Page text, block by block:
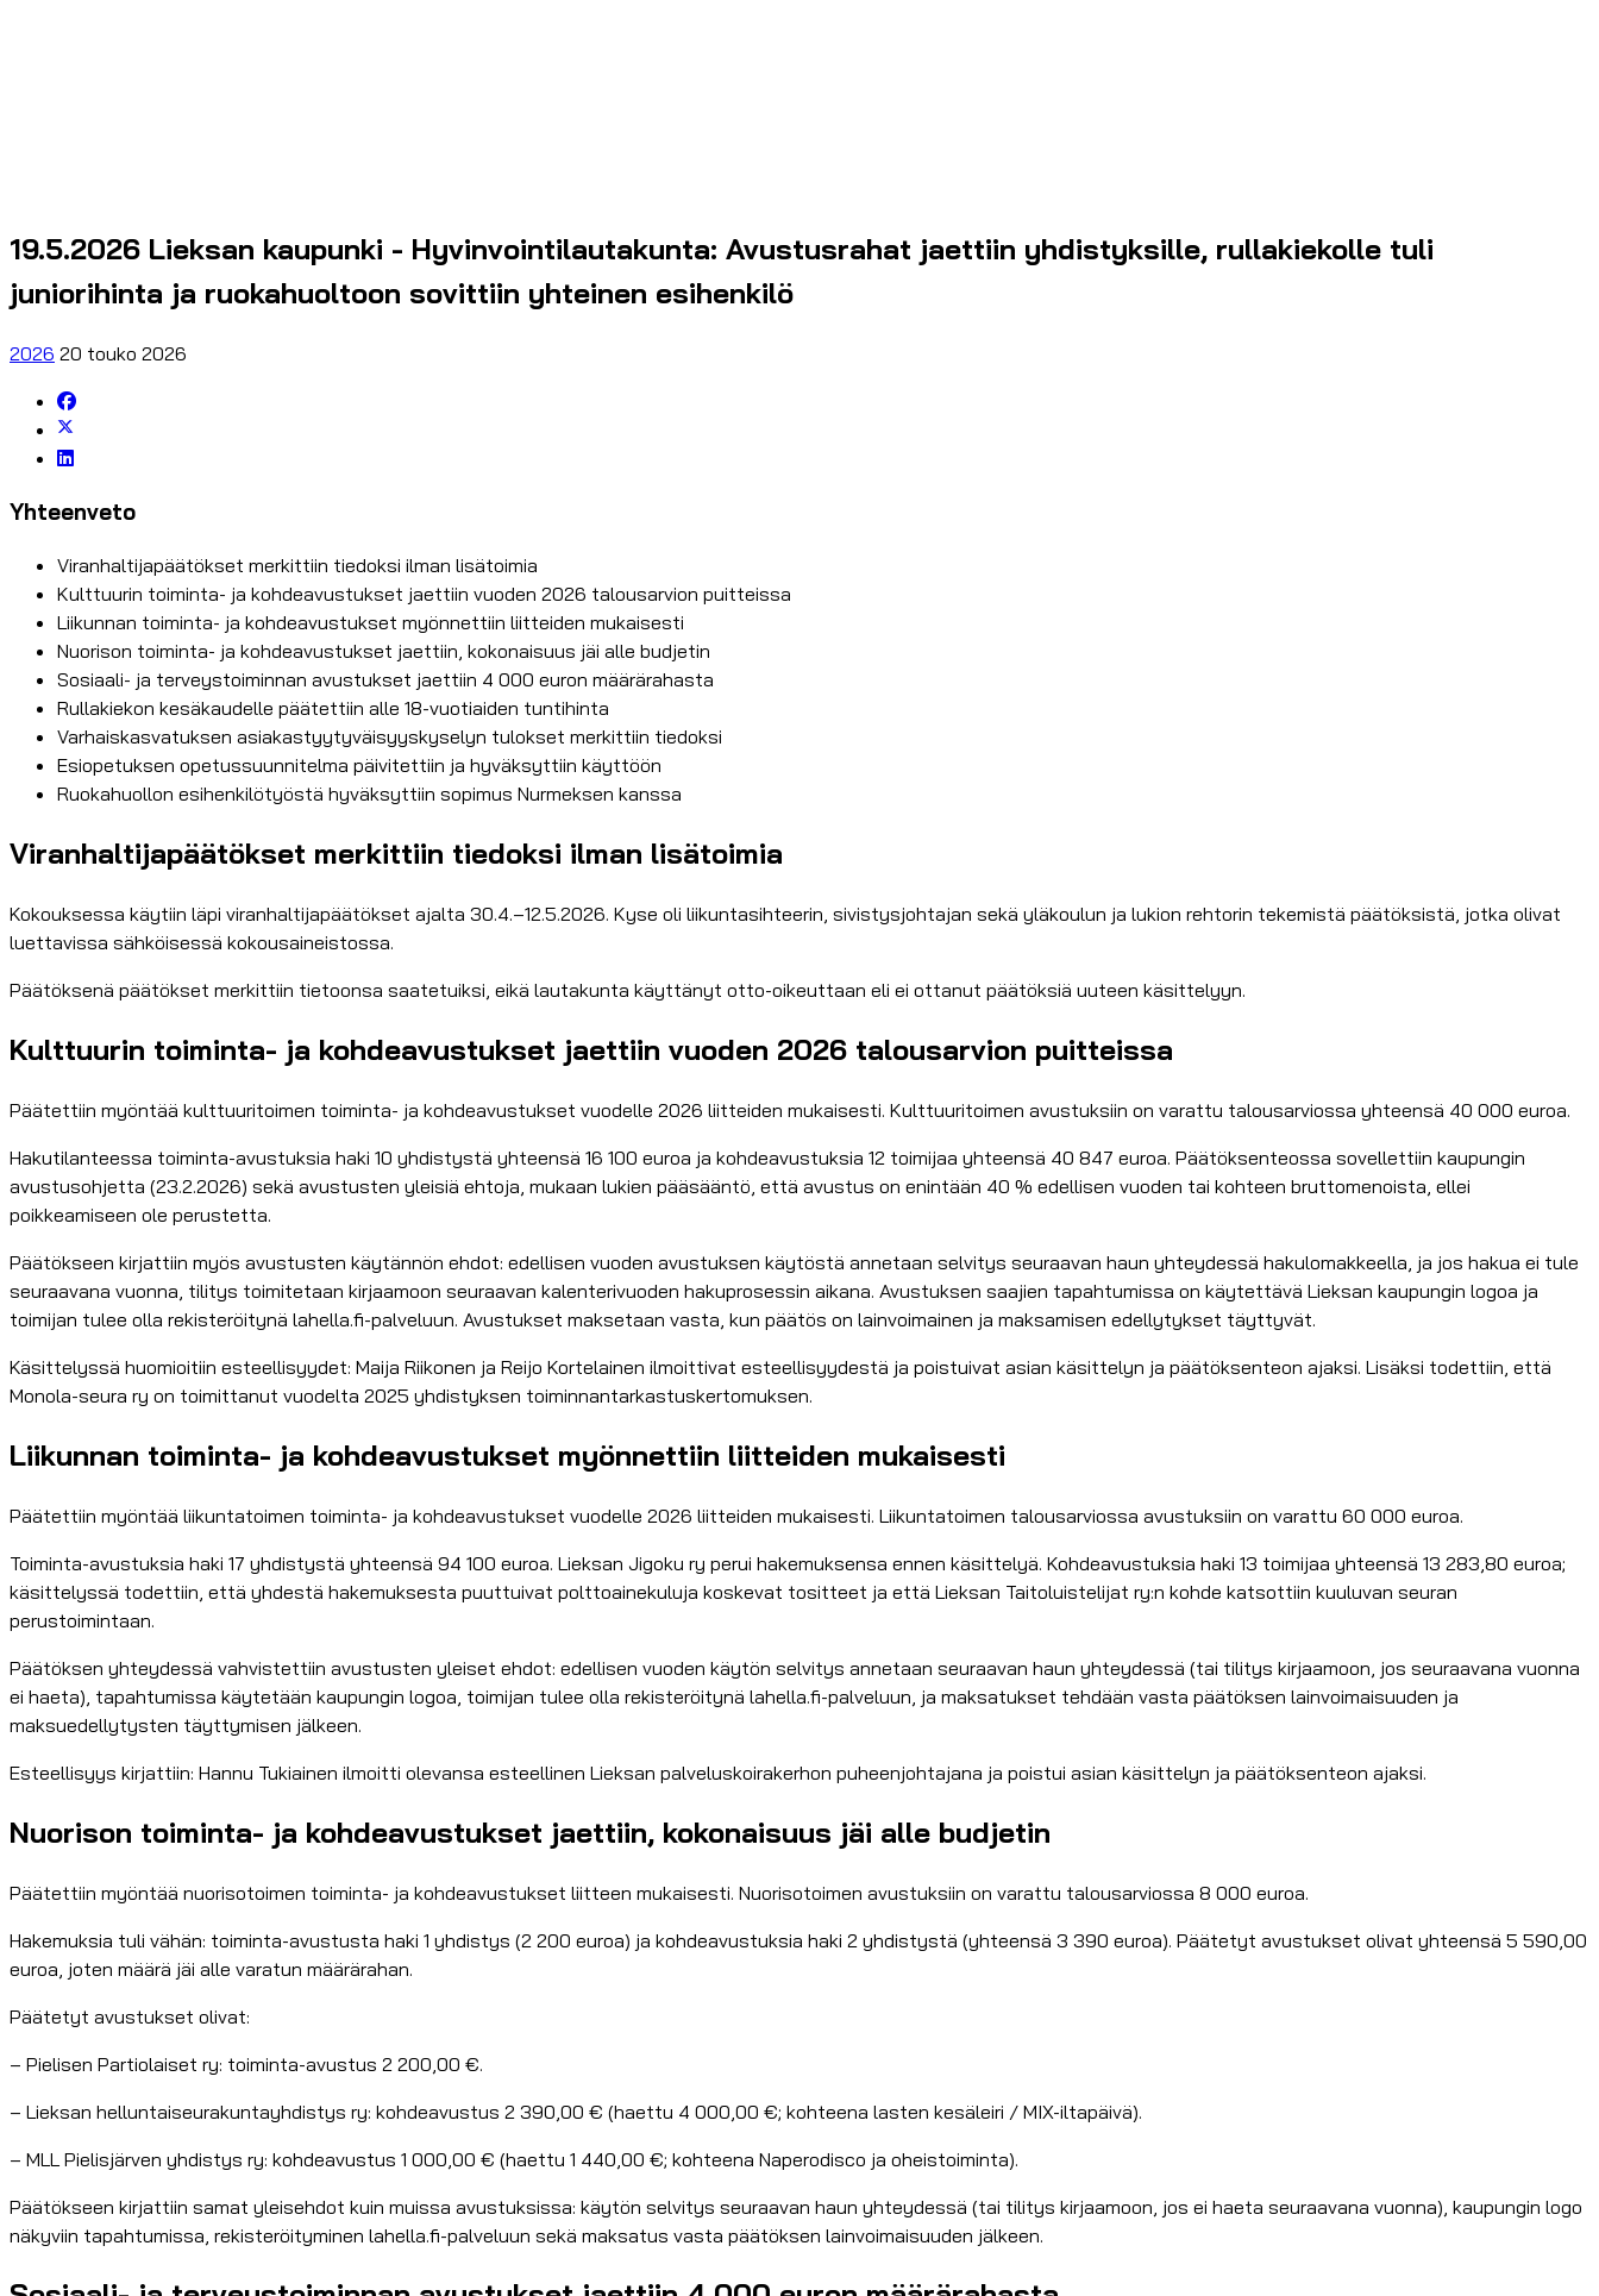
19.5.2026 Lieksan kaupunki - Hyvinvointilautakunta: Avustusrahat jaettiin yhdistyksille, rullakiekolle tuli
juniorihinta ja ruokahuoltoon sovittiin yhteinen esihenkilö
2026 20 touko 2026
Yhteenveto
Viranhaltijapäätökset merkittiin tiedoksi ilman lisätoimia
Kulttuurin toiminta- ja kohdeavustukset jaettiin vuoden 2026 talousarvion puitteissa
Liikunnan toiminta- ja kohdeavustukset myönnettiin liitteiden mukaisesti
Nuorison toiminta- ja kohdeavustukset jaettiin, kokonaisuus jäi alle budjetin
Sosiaali- ja terveystoiminnan avustukset jaettiin 4 000 euron määrärahasta
Rullakiekon kesäkaudelle päätettiin alle 18-vuotiaiden tuntihinta
Varhaiskasvatuksen asiakastyytyväisyyskyselyn tulokset merkittiin tiedoksi
Esiopetuksen opetussuunnitelma päivitettiin ja hyväksyttiin käyttöön
Ruokahuollon esihenkilötyöstä hyväksyttiin sopimus Nurmeksen kanssa
Viranhaltijapäätökset merkittiin tiedoksi ilman lisätoimia
Kokouksessa käytiin läpi viranhaltijapäätökset ajalta 30.4.–12.5.2026. Kyse oli liikuntasihteerin, sivistysjohtajan sekä yläkoulun ja lukion rehtorin tekemistä päätöksistä, jotka olivat
luettavissa sähköisessä kokousaineistossa.
Päätöksenä päätökset merkittiin tietoonsa saatetuiksi, eikä lautakunta käyttänyt otto-oikeuttaan eli ei ottanut päätöksiä uuteen käsittelyyn.
Kulttuurin toiminta- ja kohdeavustukset jaettiin vuoden 2026 talousarvion puitteissa
Päätettiin myöntää kulttuuritoimen toiminta- ja kohdeavustukset vuodelle 2026 liitteiden mukaisesti. Kulttuuritoimen avustuksiin on varattu talousarviossa yhteensä 40 000 euroa.
Hakutilanteessa toiminta-avustuksia haki 10 yhdistystä yhteensä 16 100 euroa ja kohdeavustuksia 12 toimijaa yhteensä 40 847 euroa. Päätöksenteossa sovellettiin kaupungin
avustusohjetta (23.2.2026) sekä avustusten yleisiä ehtoja, mukaan lukien pääsääntö, että avustus on enintään 40 % edellisen vuoden tai kohteen bruttomenoista, ellei
poikkeamiseen ole perustetta.
Päätökseen kirjattiin myös avustusten käytännön ehdot: edellisen vuoden avustuksen käytöstä annetaan selvitys seuraavan haun yhteydessä hakulomakkeella, ja jos hakua ei tule
seuraavana vuonna, tilitys toimitetaan kirjaamoon seuraavan kalenterivuoden hakuprosessin aikana. Avustuksen saajien tapahtumissa on käytettävä Lieksan kaupungin logoa ja
toimijan tulee olla rekisteröitynä lahella.fi-palveluun. Avustukset maksetaan vasta, kun päätös on lainvoimainen ja maksamisen edellytykset täyttyvät.
Käsittelyssä huomioitiin esteellisyydet: Maija Riikonen ja Reijo Kortelainen ilmoittivat esteellisyydestä ja poistuivat asian käsittelyn ja päätöksenteon ajaksi. Lisäksi todettiin, että
Monola-seura ry on toimittanut vuodelta 2025 yhdistyksen toiminnantarkastuskertomuksen.
Liikunnan toiminta- ja kohdeavustukset myönnettiin liitteiden mukaisesti
Päätettiin myöntää liikuntatoimen toiminta- ja kohdeavustukset vuodelle 2026 liitteiden mukaisesti. Liikuntatoimen talousarviossa avustuksiin on varattu 60 000 euroa.
Toiminta-avustuksia haki 17 yhdistystä yhteensä 94 100 euroa. Lieksan Jigoku ry perui hakemuksensa ennen käsittelyä. Kohdeavustuksia haki 13 toimijaa yhteensä 13 283,80 euroa;
käsittelyssä todettiin, että yhdestä hakemuksesta puuttuivat polttoainekuluja koskevat tositteet ja että Lieksan Taitoluistelijat ry:n kohde katsottiin kuuluvan seuran
perustoimintaan.
Päätöksen yhteydessä vahvistettiin avustusten yleiset ehdot: edellisen vuoden käytön selvitys annetaan seuraavan haun yhteydessä (tai tilitys kirjaamoon, jos seuraavana vuonna
ei haeta), tapahtumissa käytetään kaupungin logoa, toimijan tulee olla rekisteröitynä lahella.fi-palveluun, ja maksatukset tehdään vasta päätöksen lainvoimaisuuden ja
maksuedellytysten täyttymisen jälkeen.
Esteellisyys kirjattiin: Hannu Tukiainen ilmoitti olevansa esteellinen Lieksan palveluskoirakerhon puheenjohtajana ja poistui asian käsittelyn ja päätöksenteon ajaksi.
Nuorison toiminta- ja kohdeavustukset jaettiin, kokonaisuus jäi alle budjetin
Päätettiin myöntää nuorisotoimen toiminta- ja kohdeavustukset liitteen mukaisesti. Nuorisotoimen avustuksiin on varattu talousarviossa 8 000 euroa.
Hakemuksia tuli vähän: toiminta-avustusta haki 1 yhdistys (2 200 euroa) ja kohdeavustuksia haki 2 yhdistystä (yhteensä 3 390 euroa). Päätetyt avustukset olivat yhteensä 5 590,00
euroa, joten määrä jäi alle varatun määrärahan.
Päätetyt avustukset olivat:
– Pielisen Partiolaiset ry: toiminta-avustus 2 200,00 €.
– Lieksan helluntaiseurakuntayhdistys ry: kohdeavustus 2 390,00 € (haettu 4 000,00 €; kohteena lasten kesäleiri / MIX-iltapäivä).
– MLL Pielisjärven yhdistys ry: kohdeavustus 1 000,00 € (haettu 1 440,00 €; kohteena Naperodisco ja oheistoiminta).
Päätökseen kirjattiin samat yleisehdot kuin muissa avustuksissa: käytön selvitys seuraavan haun yhteydessä (tai tilitys kirjaamoon, jos ei haeta seuraavana vuonna), kaupungin logo
näkyviin tapahtumissa, rekisteröityminen lahella.fi-palveluun sekä maksatus vasta päätöksen lainvoimaisuuden jälkeen.